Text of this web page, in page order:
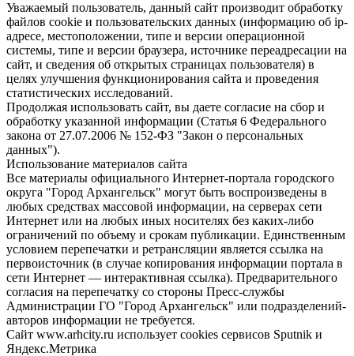
Уважаемый пользователь, данный сайт производит обработку
файлов cookie и пользовательских данных (информацию об ip-
адресе, местоположении, типе и версии операционной
системы, типе и версии браузера, источнике переадресации на
сайт, и сведения об открытых страницах пользователя) в
целях улучшения функционирования сайта и проведения
статистических исследований.
Продолжая использовать сайт, вы даете согласие на сбор и
обработку указанной информации (Статья 6 Федерального
закона от 27.07.2006 № 152-ФЗ "Закон о персональных
данных").
Использование материалов сайта
Все материалы официального Интернет-портала городского
округа "Город Архангельск" могут быть воспроизведены в
любых средствах массовой информации, на серверах сети
Интернет или на любых иных носителях без каких-либо
ограничений по объему и срокам публикации. Единственным
условием перепечатки и ретрансляции является ссылка на
первоисточник (в случае копирования информации портала в
сети Интернет — интерактивная ссылка). Предварительного
согласия на перепечатку со стороны Пресс-службы
Администрации ГО "Город Архангельск" или подразделений-
авторов информации не требуется.
Сайт www.arhcity.ru использует cookies сервисов Sputnik и
Яндекс.Метрика